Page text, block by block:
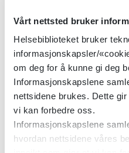
Vårt nettsted bruker
Helsebiblioteket bruker
informasjonskapsler/
om deg for å kunne gi deg
Informasjonskapslene
nettsidene brukes. Dette
vi kan forbedre oss.
Informasjonskapslene
hvordan nettsidene våres
For få